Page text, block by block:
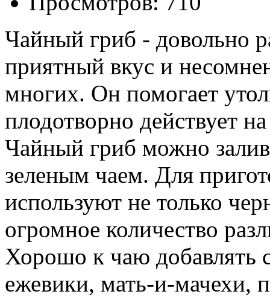
Чайный гриб - довольно
приятный вкус и
многих. Он помогает
плодотворно действует
Чайный гриб можно
зеленым чаем. Для
используют не только
огромное количество
Хорошо к чаю добавлять
ежевики, мать-и-мачехи,